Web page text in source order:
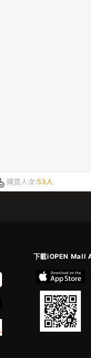
購買人次:53人
下載iOPEN Mall